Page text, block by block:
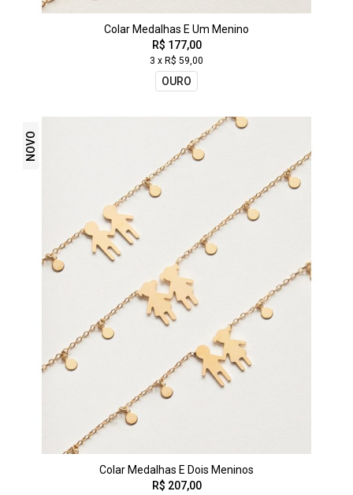
Colar Medalhas E Um Menino
R$ 177,00
3 x R$ 59,00
OURO
NOVO
Colar Medalhas E Dois Meninos
R$ 207,00